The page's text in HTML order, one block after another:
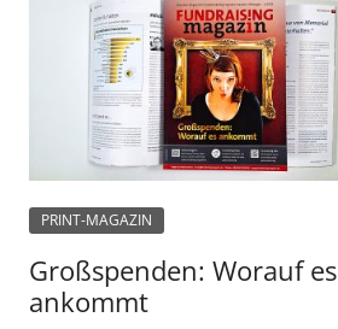
PRINT-MAGAZIN
Großspenden: Worauf es
ankommt